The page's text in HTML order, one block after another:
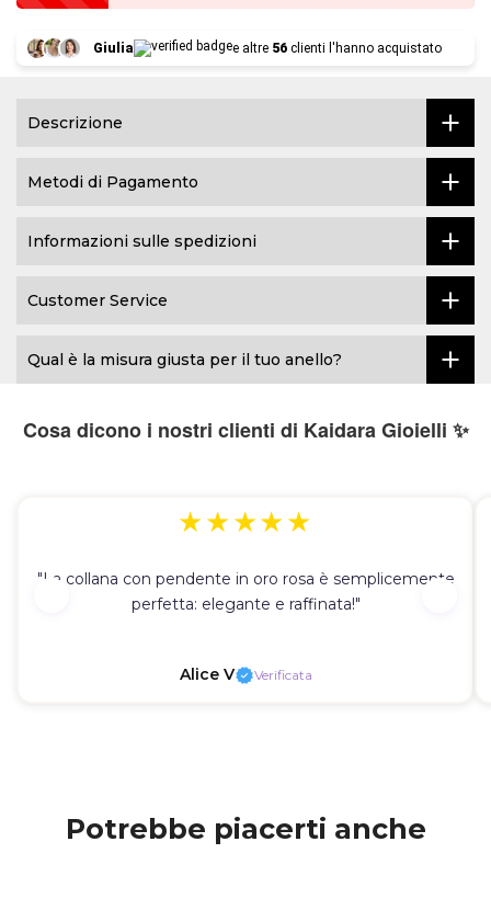
Giulia e altre 56 clienti l'hanno acquistato
Descrizione
Metodi di Pagamento
Informazioni sulle spedizioni
Customer Service
Qual è la misura giusta per il tuo anello?
Cosa dicono i nostri clienti di Kaidara Gioielli ✨
★★★★★
"La collana con pendente in oro rosa è semplicemente
perfetta: elegante e raffinata!"
Alice V Verificata
Potrebbe piacerti anche